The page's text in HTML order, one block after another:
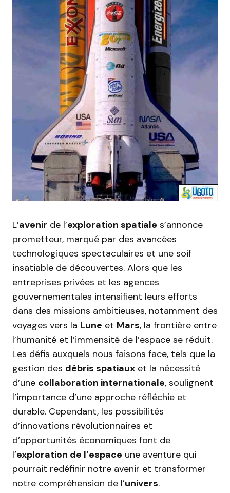
L’avenir de l’exploration spatiale s’annonce
prometteur, marqué par des avancées
technologiques spectaculaires et une soif
insatiable de découvertes. Alors que les
entreprises privées et les agences
gouvernementales intensifient leurs efforts
dans des missions ambitieuses, notamment des
voyages vers la Lune et Mars, la frontière entre
l’humanité et l’immensité de l’espace se réduit.
Les défis auxquels nous faisons face, tels que la
gestion des débris spatiaux et la nécessité
d’une collaboration internationale, soulignent
l’importance d’une approche réfléchie et
durable. Cependant, les possibilités
d’innovations révolutionnaires et
d’opportunités économiques font de
l’exploration de l’espace une aventure qui
pourrait redéfinir notre avenir et transformer
notre compréhension de l’univers.